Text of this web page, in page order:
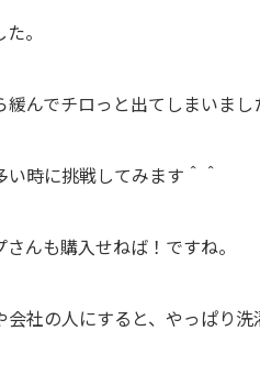
。
緩んでチロっと出てしまいまし
時に挑戦してみます＾＾
んも購入せねば！ですね。
会社の人にすると、やっぱり